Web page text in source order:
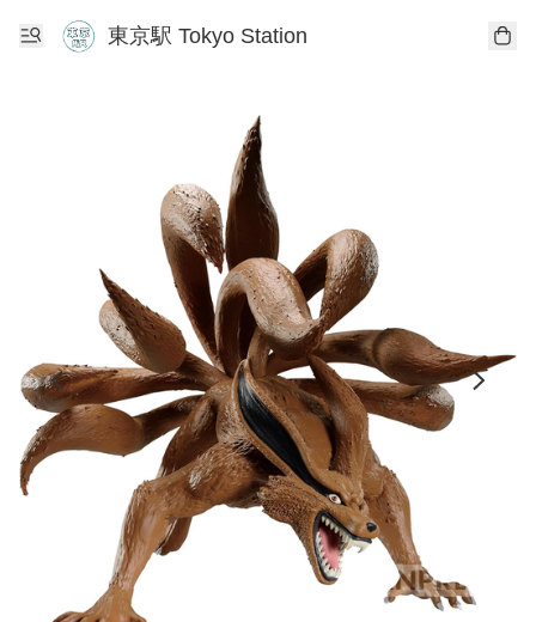
東京駅 Tokyo Station